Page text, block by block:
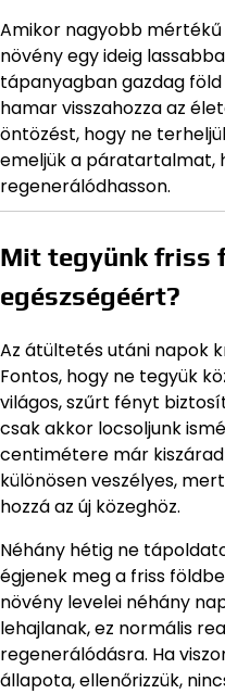
Amikor nagyobb
növény egy ideig
tápanyagban gazdag
hamar visszahozza az
öntözést, hogy ne
emeljük a páratartalmat,
regenerálódhasson.
Mit tegyünk friss
egészségéért?
Az átültetés utáni napok
Fontos, hogy ne tegyük
világos, szűrt fényt
csak akkor locsoljunk
centimétere már
különösen veszélyes,
hozzá az új közeghöz.
Néhány hétig ne
égjenek meg a friss
növény levelei néhány
lehajlanak, ez normális
regenerálódásra. Ha
állapota, ellenőrizzük,